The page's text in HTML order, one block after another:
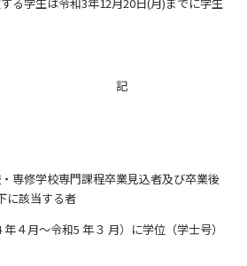
専修学校専門課程卒業見込者及び卒業後
に該当する者
年４月～令和5 年３ 月）に学位（学士号）